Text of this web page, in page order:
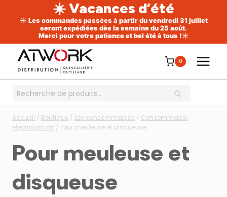
☀️ Vacances d’été
☀️ Les commandes passées à partir du vendredi 31 juillet
seront expédiées dès la semaine du 25 août.
Merci pour votre patience et bel été à tous !☀️
contenu
0
Recherche
RECHERCHE
Accueil / Boutique / Les consommables / Consommable
électroportatif / Pour meuleuse et disqueuse
Pour meuleuse et
disqueuse